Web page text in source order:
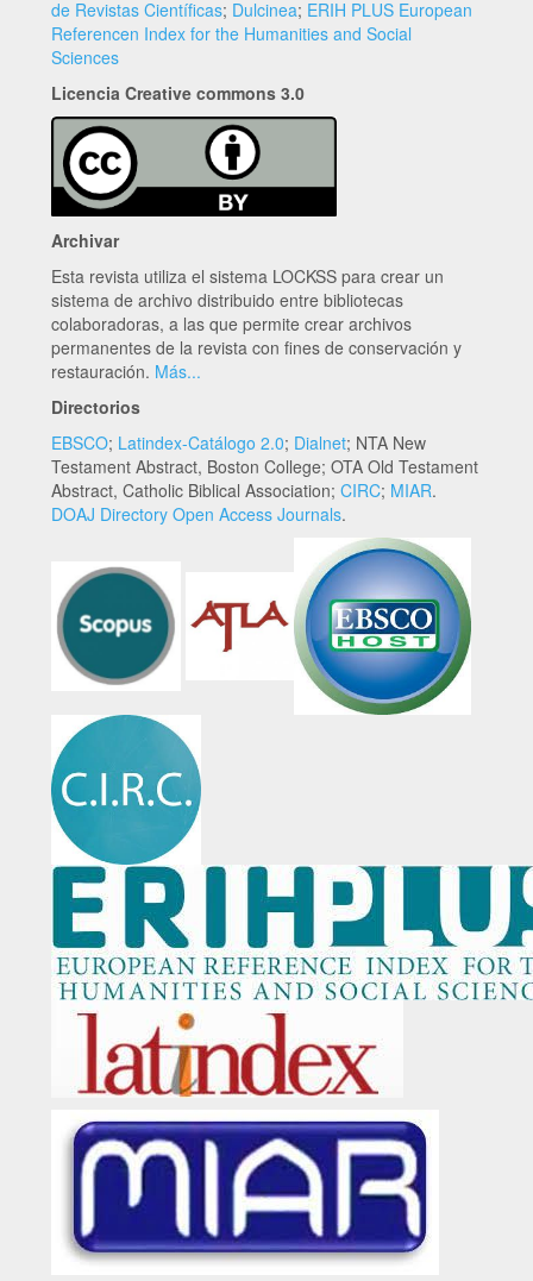
de Revistas Científicas; Dulcinea; ERIH PLUS European
Referencen Index for the Humanities and Social
Sciences
Licencia Creative commons 3.0
Archivar
Esta revista utiliza el sistema LOCKSS para crear un
sistema de archivo distribuido entre bibliotecas
colaboradoras, a las que permite crear archivos
permanentes de la revista con fines de conservación y
restauración. Más...
Directorios
EBSCO; Latindex-Catálogo 2.0; Dialnet; NTA New
Testament Abstract, Boston College; OTA Old Testament
Abstract, Catholic Biblical Association; CIRC; MIAR.
DOAJ Directory Open Access Journals.